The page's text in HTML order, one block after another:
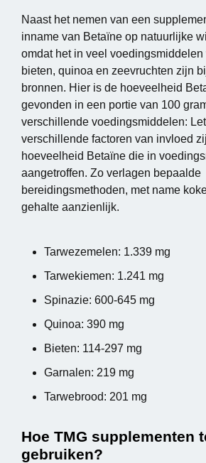
Naast het nemen van een
inname van Betaïne op natuurlijke
omdat het in veel voedingsmiddelen
bieten, quinoa en zeevruchten zijn
bronnen. Hier is de hoeveelheid
gevonden in een portie van 100
verschillende voedingsmiddelen:
verschillende factoren van invloed
hoeveelheid Betaïne die in
aangetroffen. Zo verlagen bepaalde
bereidingsmethoden, met name
gehalte aanzienlijk.
Tarwezemelen: 1.339 mg
Tarwekiemen: 1.241 mg
Spinazie: 600-645 mg
Quinoa: 390 mg
Bieten: 114-297 mg
Garnalen: 219 mg
Tarwebrood: 201 mg
Hoe TMG supplementen
gebruiken?